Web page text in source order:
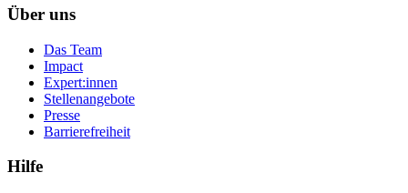
Über uns
Das Team
Impact
Expert:innen
Stellenangebote
Presse
Barrierefreiheit
Hilfe